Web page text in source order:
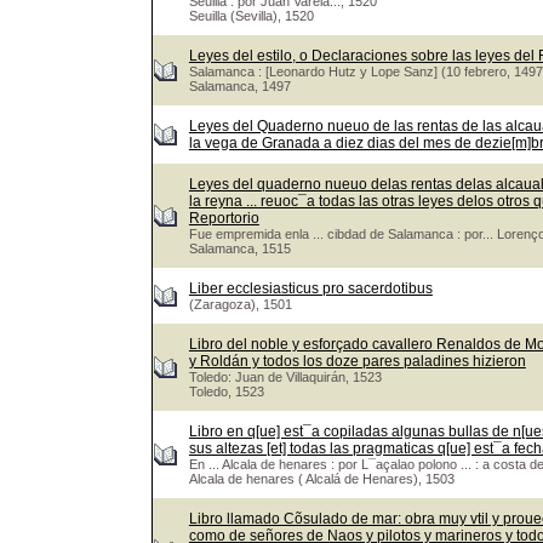
Seuilla (Sevilla), 1520
Leyes del estilo, o Declaraciones sobre las leyes del
Salamanca : [Leonardo Hutz y Lope Sanz] (10 febrero,
Salamanca, 1497
Leyes del Quaderno nueuo de las rentas de las
la vega de Granada a diez dias del mes de
Leyes del quaderno nueuo delas rentas delas
la reyna ... reuoc¯a todas las otras leyes delos otros
Reportorio
Fue empremida enla ... cibdad de Salamanca : por...
Salamanca, 1515
Liber ecclesiasticus pro sacerdotibus
(Zaragoza), 1501
Libro del noble y esforçado cavallero Renaldos de
y Roldán y todos los doze pares paladines hizieron
Toledo: Juan de Villaquirán, 1523
Toledo, 1523
Libro en q[ue] est¯a copiladas algunas bullas de
sus altezas [et] todas las pragmaticas q[ue] est¯a
En ... Alcala de henares : por L¯açalao polono ... : a costa
Alcala de henares ( Alcalá de Henares), 1503
Libro llamado Cõsulado de mar: obra muy vtil y
como de señores de Naos y pilotos y marineros y